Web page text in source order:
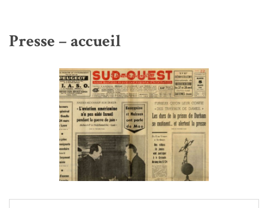
Presse – accueil